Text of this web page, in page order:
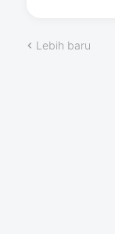
Lebih baru